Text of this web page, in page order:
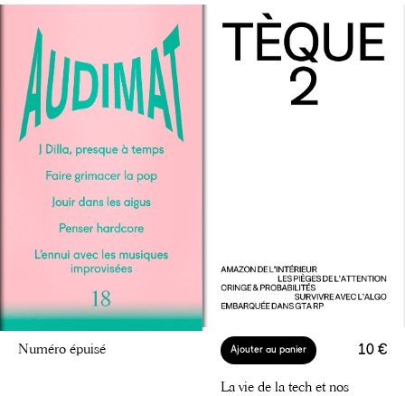
Numéro épuisé 10 €
Ajouter au panier
La vie de la tech et nos